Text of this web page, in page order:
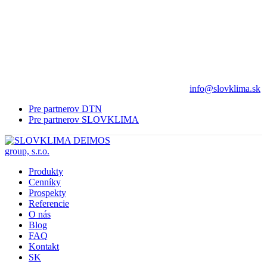
info@slovklima.sk
Pre partnerov DTN
Pre partnerov SLOVKLIMA
Produkty
Cenníky
Prospekty
Referencie
O nás
Blog
FAQ
Kontakt
SK